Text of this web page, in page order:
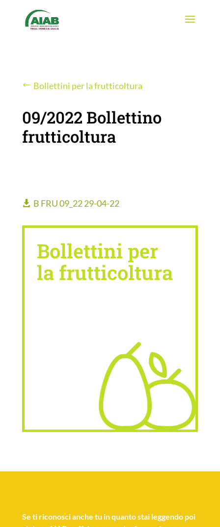
Bollettini per la frutticoltura
09/2022 Bollettino
frutticoltura
B FRU 09_22 29-04-22
Bollettini per
la frutticoltura
Se ti riconosci anche tu in quanto stai leggendo poi